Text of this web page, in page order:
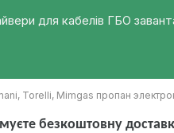
для кабелів ГБО
Torelli, Mimgas пропан
безкоштовну